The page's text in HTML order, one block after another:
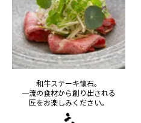
和牛ステーキ懐石。
一流の食材から創り出される
匠をお楽しみください。